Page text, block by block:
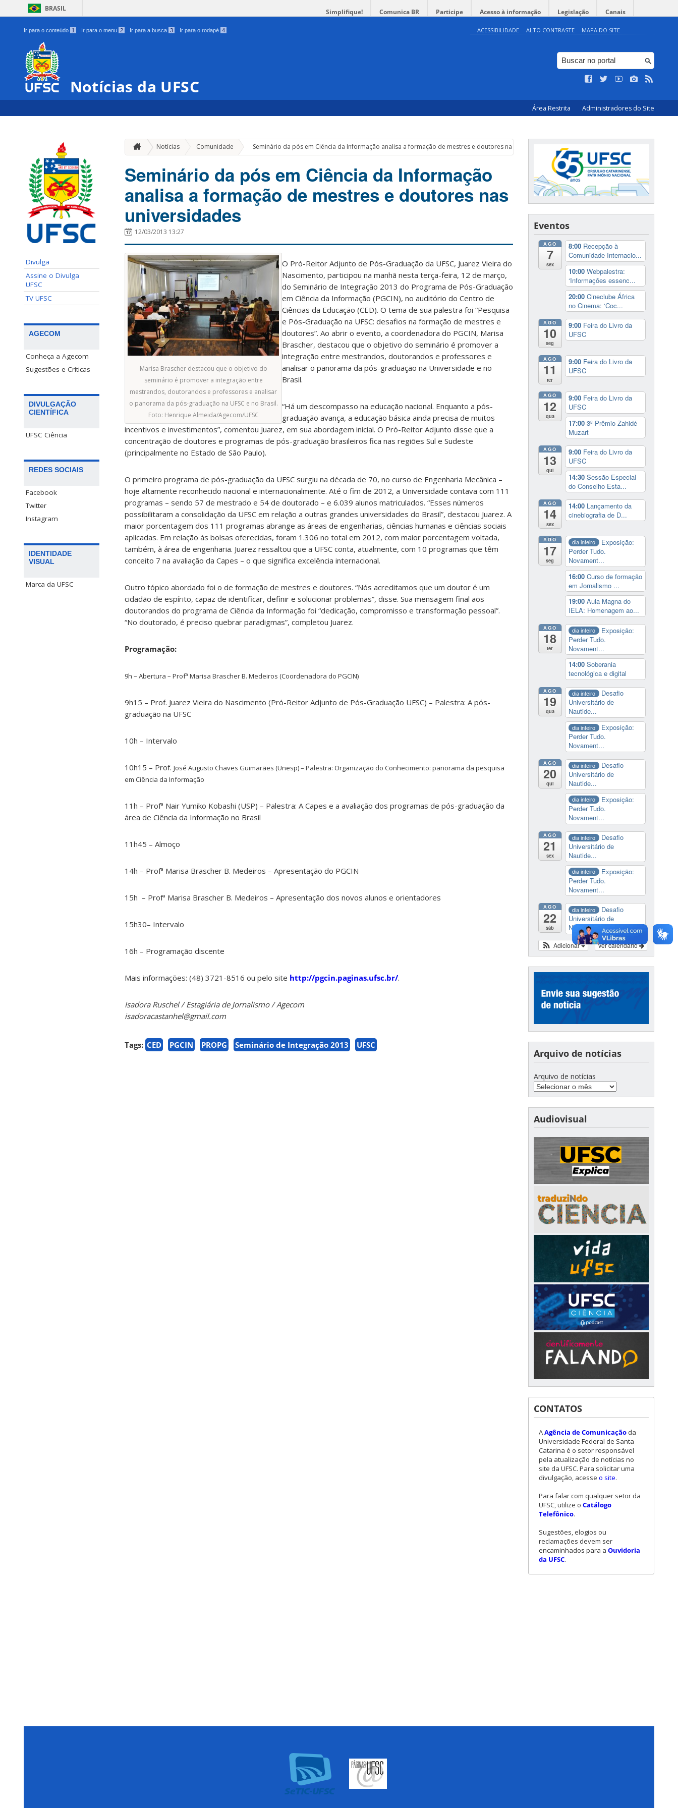
BRASIL Simplifique! Comunica BR Participe Acesso à informação Legislação Canais
Ir para o conteúdo 1 Ir para o menu 2 Ir para a busca 3 Ir para o rodapé 4 ACESSIBILIDADE ALTO CONTRASTE MAPA DO SITE
Notícias da UFSC
Área Restrita Administradores do Site
Divulga
Assine o Divulga
UFSC
TV UFSC
AGECOM
Conheça a Agecom
Sugestões e Críticas
DIVULGAÇÃO
CIENTÍFICA
UFSC Ciência
REDES SOCIAIS
Facebook
Twitter
Instagram
IDENTIDADE
VISUAL
Marca da UFSC
Notícias Comunidade » Seminário da pós em Ciência da Informação analisa a formação de mestres e doutores nas universidades
Seminário da pós em Ciência da Informação
analisa a formação de mestres e doutores nas
universidades
12/03/2013 13:27
Marisa Brascher destacou que o objetivo do
seminário é promover a integração entre
mestrandos, doutorandos e professores e analisar
o panorama da pós-graduação na UFSC e no Brasil.
Foto: Henrique Almeida/Agecom/UFSC
O Pró-Reitor Adjunto de Pós-Graduação da UFSC, Juarez Vieira do
Nascimento, participou na manhã nesta terça-feira, 12 de março,
do Seminário de Integração 2013 do Programa de Pós-Graduação
em Ciência da Informação (PGCIN), no auditório do Centro de
Ciências da Educação (CED). O tema de sua palestra foi “Pesquisa
e Pós-Graduação na UFSC: desafios na formação de mestres e
doutores”. Ao abrir o evento, a coordenadora do PGCIN, Marisa
Brascher, destacou que o objetivo do seminário é promover a
integração entre mestrandos, doutorandos e professores e
analisar o panorama da pós-graduação na Universidade e no
Brasil.
“Há um descompasso na educação nacional. Enquanto a pós-
graduação avança, a educação básica ainda precisa de muitos
incentivos e investimentos”, comentou Juarez, em sua abordagem inicial. O Pró-Reitor Adjunto disse que a
concentração de doutores e programas de pós-graduação brasileiros fica nas regiões Sul e Sudeste
(principalmente no Estado de São Paulo).
O primeiro programa de pós-graduação da UFSC surgiu na década de 70, no curso de Engenharia Mecânica –
hoje altamente reconhecido nacional e internacionalmente. Até o fim de 2012, a Universidade contava com 111
programas – sendo 57 de mestrado e 54 de doutorado – e 6.039 alunos matriculados. “Esses números
possibilitaram a consolidação da UFSC em relação a outras grandes universidades do Brasil”, destacou Juarez. A
maior porcentagem dos 111 programas abrange as áreas de engenharias, ciências humanas e ciências sociais
aplicadas. Em relação às bolsas oferecidas, foram 1.306 no total em 2012, com maior porcentagem voltada,
também, à área de engenharia. Juarez ressaltou que a UFSC conta, atualmente, com 10 programas que têm
conceito 7 na avaliação da Capes – o que significa excelência internacional.
Outro tópico abordado foi o de formação de mestres e doutores. “Nós acreditamos que um doutor é um
cidadão de espírito, capaz de identificar, definir e solucionar problemas”, disse. Sua mensagem final aos
doutorandos do programa de Ciência da Informação foi “dedicação, compromisso e transformação pessoal”.
“No doutorado, é preciso quebrar paradigmas”, completou Juarez.
Programação:
9h – Abertura – Profª Marisa Brascher B. Medeiros (Coordenadora do PGCIN)
9h15 – Prof. Juarez Vieira do Nascimento (Pró-Reitor Adjunto de Pós-Graduação UFSC) – Palestra: A pós-
graduação na UFSC
10h – Intervalo
10h15 – Prof. José Augusto Chaves Guimarães (Unesp) – Palestra: Organização do Conhecimento: panorama da pesquisa
em Ciência da Informação
11h – Profª Nair Yumiko Kobashi (USP) – Palestra: A Capes e a avaliação dos programas de pós-graduação da
área de Ciência da Informação no Brasil
11h45 – Almoço
14h – Profª Marisa Brascher B. Medeiros – Apresentação do PGCIN
15h – Profª Marisa Brascher B. Medeiros – Apresentação dos novos alunos e orientadores
15h30– Intervalo
16h – Programação discente
Mais informações: (48) 3721-8516 ou pelo site http://pgcin.paginas.ufsc.br/.
Isadora Ruschel / Estagiária de Jornalismo / Agecom
isadoracastanhel@gmail.com
Tags: CED PGCIN PROPG Seminário de Integração 2013 UFSC
Eventos
AGO
7
sex
8:00 Recepção à
Comunidade Internacio...
10:00 Webpalestra:
‘Informações essenc...
20:00 Cineclube África
no Cinema: ‘Coc...
AGO
10
seg
9:00 Feira do Livro da
UFSC
AGO
11
ter
9:00 Feira do Livro da
UFSC
AGO
12
qua
9:00 Feira do Livro da
UFSC
17:00 3º Prêmio Zahidé
Muzart
AGO
13
qui
9:00 Feira do Livro da
UFSC
14:30 Sessão Especial
do Conselho Esta...
AGO
14
sex
14:00 Lançamento da
cinebiografia de D...
AGO
17
seg
dia inteiro
Exposição:
Perder Tudo.
Novament...
16:00 Curso de formação
em Jornalismo ...
19:00 Aula Magna do
IELA: Homenagem ao...
AGO
18
ter
dia inteiro
Exposição:
Perder Tudo.
Novament...
14:00 Soberania
tecnológica e digital
AGO
19
qua
dia inteiro
Desafio
Universitário de
Nautide...
dia inteiro
Exposição:
Perder Tudo.
Novament...
AGO
20
qui
dia inteiro
Desafio
Universitário de
Nautide...
dia inteiro
Exposição:
Perder Tudo.
Novament...
AGO
21
sex
dia inteiro
Desafio
Universitário de
Nautide...
dia inteiro
Exposição:
Perder Tudo.
Novament...
AGO
22
sáb
dia inteiro
Desafio
Universitário de
Nautide...
Ver calendário
Adicionar
Arquivo de notícias
Arquivo de notícias
Audiovisual
CONTATOS
AAgência de Comunicação da
Universidade Federal de Santa
Catarina é o setor responsável
pela atualização de notícias no
site da UFSC. Para solicitar uma
divulgação, acesse o site.
Para falar com qualquer setor da
UFSC, utilize o Catálogo
Telefônico.
Sugestões, elogios ou
reclamações devem ser
encaminhados para a Ouvidoria
da UFSC.